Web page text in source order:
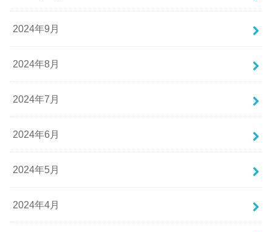
2024年9月
2024年8月
2024年7月
2024年6月
2024年5月
2024年4月